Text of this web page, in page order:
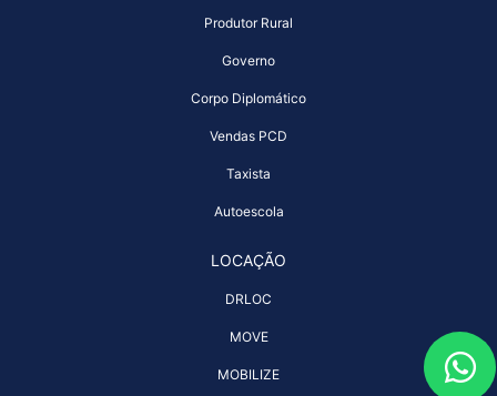
Produtor Rural
Governo
Corpo Diplomático
Vendas PCD
Taxista
Autoescola
LOCAÇÃO
DRLOC
MOVE
MOBILIZE